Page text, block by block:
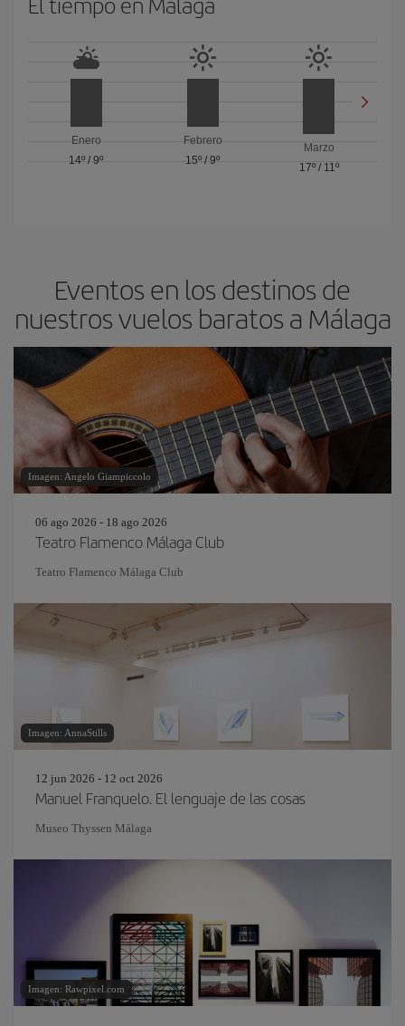
Enero
14º /9º
Febrero
15º / 9º
Marzo
17º/ 11º
Eventos en los destinos de
nuestros vuelos baratos a Málaga
Imagen: Angelo Giampiccolo
06 ago 2026 - 18 ago 2026
Teatro Flamenco Málaga Club
Teatro Flamenco Málaga Club
Imagen: AnnaStills
12 jun 2026 - 12 oct 2026
Manuel Franquelo. El lenguaje de las cosas
Museo Thyssen Málaga
Imagen: Rawpixel.com